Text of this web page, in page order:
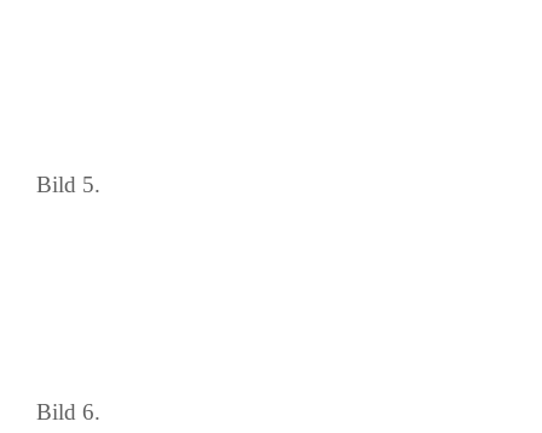
Bild 5.
Bild 6.